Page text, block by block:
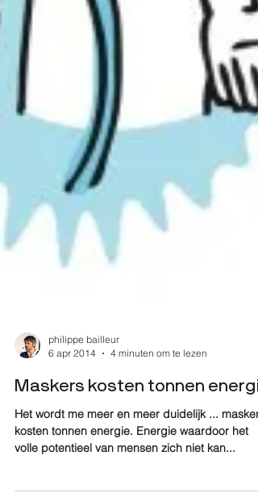
6 apr 2014
4 minuten om te lezen
Maskers kosten tonnen
Het wordt me meer en meer duidelijk ... maskers